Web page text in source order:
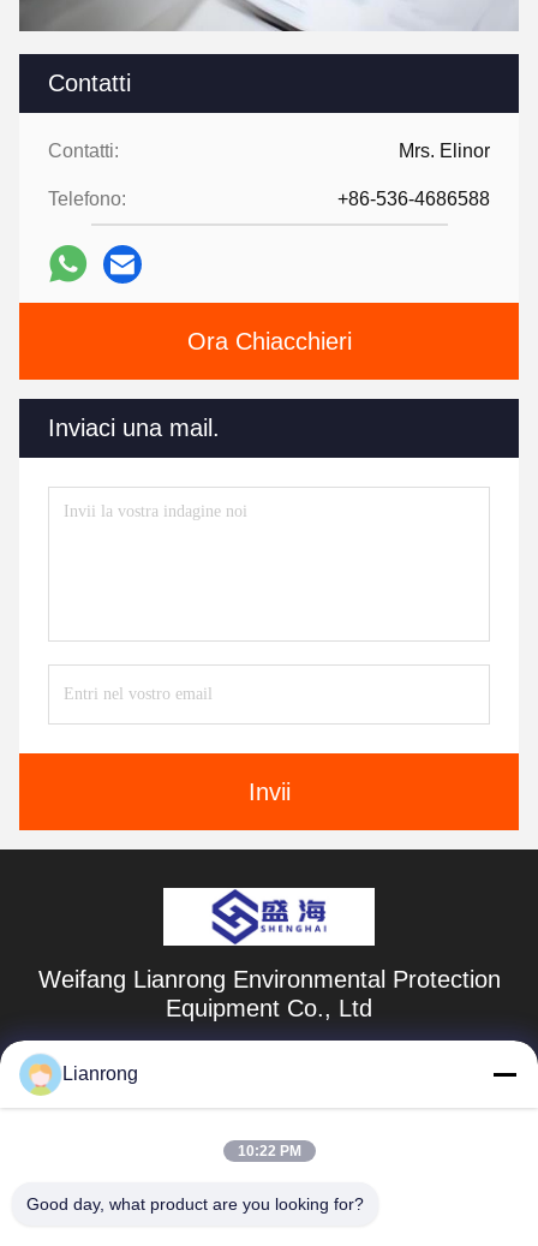
Contatti
Contatti: Mrs. Elinor
Telefono: +86-536-4686588
Ora Chiacchieri
Inviaci una mail.
Invii
Weifang Lianrong Environmental Protection
Equipment Co., Ltd
+86-536-4686588
N. 23, strada Waihuan nord, zona di sviluppo economico
Lianrong
10:22 PM
Good day, what product are you looking for?